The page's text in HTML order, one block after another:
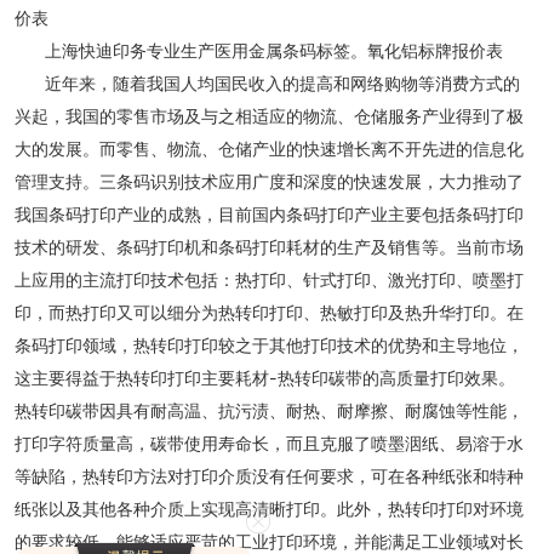
价表
上海快迪印务专业生产医用金属条码标签。氧化铝标牌报价表
近年来，随着我国人均国民收入的提高和网络购物等消费方式的
兴起，我国的零售市场及与之相适应的物流、仓储服务产业得到了极
大的发展。而零售、物流、仓储产业的快速增长离不开先进的信息化
管理支持。三条码识别技术应用广度和深度的快速发展，大力推动了
我国条码打印产业的成熟，目前国内条码打印产业主要包括条码打印
技术的研发、条码打印机和条码打印耗材的生产及销售等。当前市场
上应用的主流打印技术包括：热打印、针式打印、激光打印、喷墨打
印，而热打印又可以细分为热转印打印、热敏打印及热升华打印。在
条码打印领域，热转印打印较之于其他打印技术的优势和主导地位，
这主要得益于热转印打印主要耗材-热转印碳带的高质量打印效果。
热转印碳带因具有耐高温、抗污渍、耐热、耐摩擦、耐腐蚀等性能，
打印字符质量高，碳带使用寿命长，而且克服了喷墨洇纸、易溶于水
等缺陷，热转印方法对打印介质没有任何要求，可在各种纸张和特种
纸张以及其他各种介质上实现高清晰打印。此外，热转印打印对环境
的要求较低，能够适应严苛的工业打印环境，并能满足工业领域对长